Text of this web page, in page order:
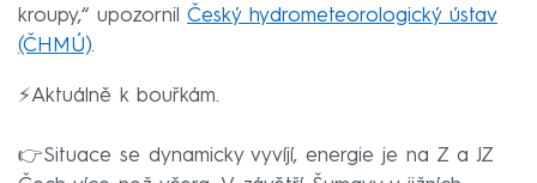
kroupy,“ upozornil Český hydrometeorologický ústav
(ČHMÚ).
⚡Aktuálně k bouřkám.
👉Situace se dynamicky vyvíjí, energie je na Z a JZ